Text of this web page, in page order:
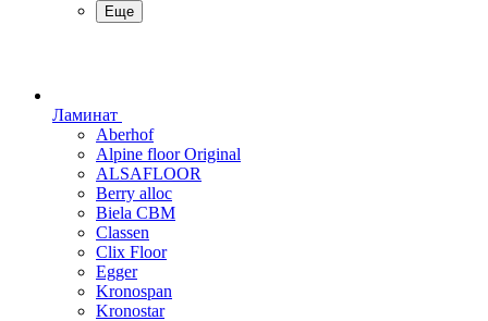
Еще
Ламинат
Aberhof
Alpine floor Original
ALSAFLOOR
Berry alloc
Biela CBM
Classen
Clix Floor
Egger
Kronospan
Kronostar